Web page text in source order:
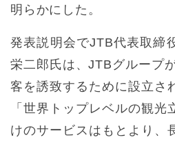
明らかにした。
発表説明会でJTB代表取締
栄二郎氏は、JTBグループ
客を誘致するために設立さ
「世界トップレベルの観光
けのサービスはもとより、